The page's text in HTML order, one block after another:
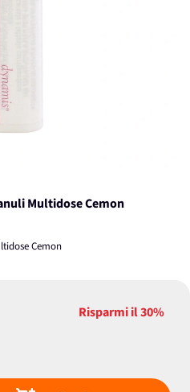
Multidose Cemon
Cemon
Risparmi il30%